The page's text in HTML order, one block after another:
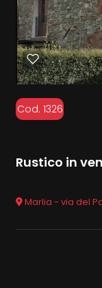
Cod. 1326
Rustico in
Marlia - via del